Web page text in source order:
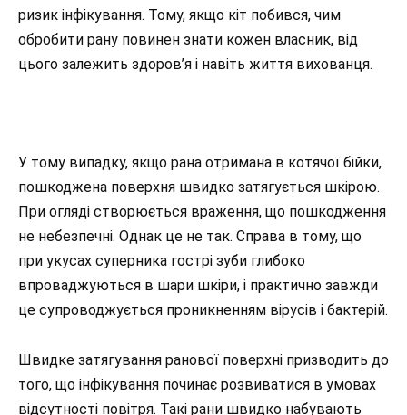
ризик інфікування. Тому, якщо кіт побився, чим
обробити рану повинен знати кожен власник, від
цього залежить здоров’я і навіть життя вихованця.
У тому випадку, якщо рана отримана в котячої бійки,
пошкоджена поверхня швидко затягується шкірою.
При огляді створюється враження, що пошкодження
не небезпечні. Однак це не так. Справа в тому, що
при укусах суперника гострі зуби глибоко
впроваджуються в шари шкіри, і практично завжди
це супроводжується проникненням вірусів і бактерій.
Швидке затягування ранової поверхні призводить до
того, що інфікування починає розвиватися в умовах
відсутності повітря. Такі рани швидко набувають